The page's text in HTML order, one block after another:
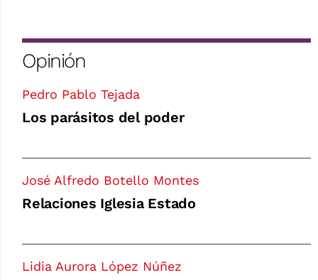
Opinión
Pedro Pablo Tejada
Los parásitos del poder
José Alfredo Botello Montes
Relaciones Iglesia Estado
Lidia Aurora López Núñez